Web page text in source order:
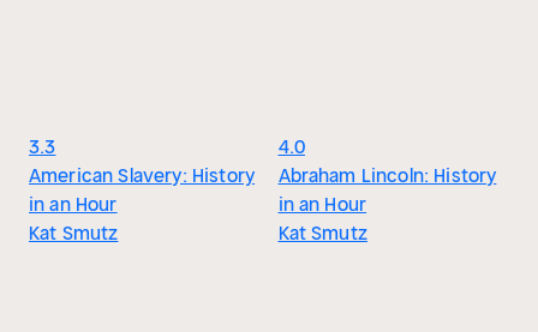
3.3
American Slavery: History
in an Hour
Kat Smutz
4.0
Abraham Lincoln: History
in an Hour
Kat Smutz